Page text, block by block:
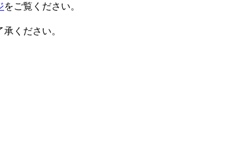
をご覧ください。
ください。